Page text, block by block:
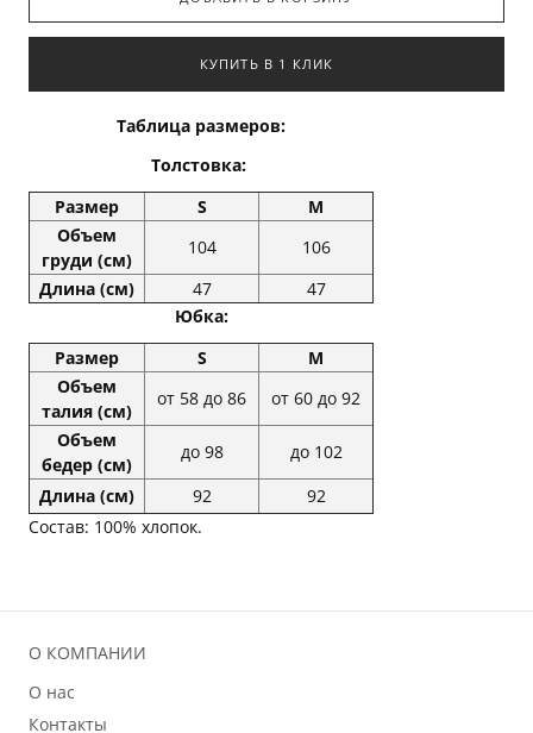
КУПИТЬ В 1 КЛИК
Таблица размеров:
Толстовка:
Размер
S
M
Объем
груди (см)
104
106
Длина (см)
47
47
Юбка:
Размер
S
M
Объем
талия (см)
от 58 до 86
от 60 до 92
Объем
бедер (см)
до 98
до 102
Длина (см)
92
92
Состав: 100% хлопок.
О КОМПАНИИ
О нас
Контакты